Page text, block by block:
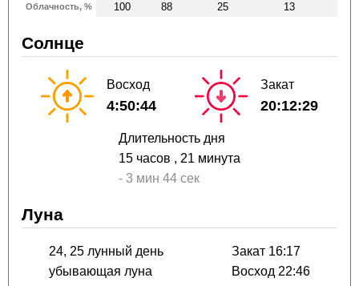
Облачность, % 100 88 25 13
Солнце
Восход
4:50:44
Закат
20:12:29
Длительность дня
15 часов , 21 минута
- 3 мин 44 сек
Луна
24, 25 лунный день
убывающая луна
Закат 16:17
Восход 22:46